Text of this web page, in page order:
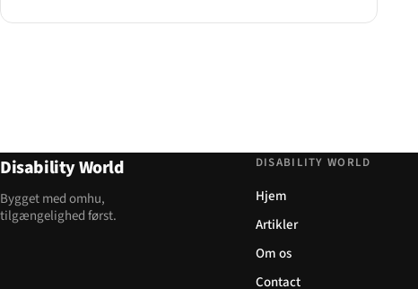
Disability World
Bygget med omhu,
tilgængelighed først.
DISABILITY WORLD
Hjem
Artikler
Om os
Contact